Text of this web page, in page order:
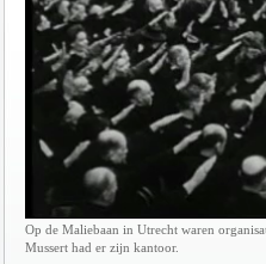
Op de Maliebaan in Utrecht waren
Mussert had er zijn kantoor.